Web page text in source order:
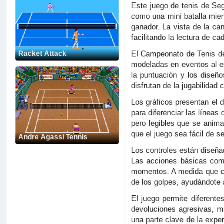
Racket Attack
Andre Agassi Tennis
Este juego de tenis de
como una mini batalla
ganador. La vista de la
facilitando la lectura de
El Campeonato de Tenis
modeladas en eventos al
la puntuación y los
disfrutan de la jugabilidad
Los gráficos presentan el
para diferenciar las líneas
pero legibles que se
que el juego sea fácil de
Los controles están
Las acciones básicas
momentos. A medida que
de los golpes, ayudándote
El juego permite
devoluciones agresivas,
una parte clave de la